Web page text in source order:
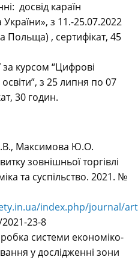
досвід караїн
з 11.-25.07.2022
Польща) , сертифікат, 45
за курсом “Цифрові
з 25 липня по 07
30 годин.
Максимова Ю.О.
зовнішньої торгівлі
та суспільство. 2021. №
index.php/journal/
23-8
системи економіко-
у дослідженні зони